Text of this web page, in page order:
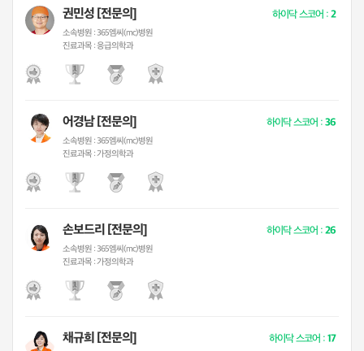
권민성 [전문의]
소속병원 :365엠씨(mc)병원
진료과목 :응급의학과
하이닥 스코어 :2
어경남 [전문의]
소속병원 :365엠씨(mc)병원
진료과목 :가정의학과
하이닥 스코어 :36
손보드리 [전문의]
소속병원 :365엠씨(mc)병원
진료과목 :가정의학과
하이닥 스코어 :26
채규희 [전문의] 하이닥 스코어 :17